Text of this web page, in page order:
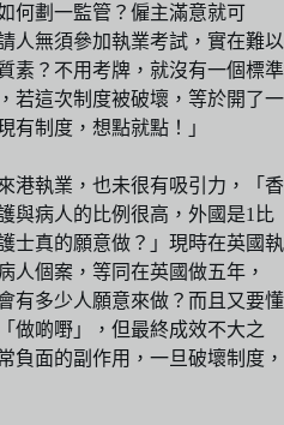
何劃一監管？僱主滿意就可
人無須參加執業考試，實在難以
素？不用考牌，就沒有一個標準
若這次制度被破壞，等於開了一
有制度，想點就點！」
港執業，也未很有吸引力，「香
與病人的比例很高，外國是1比
士真的願意做？」現時在英國執
人個案，等同在英國做五年，
有多少人願意來做？而且又要懂
做啲嘢」，但最終成效不大之
負面的副作用，一旦破壞制度，